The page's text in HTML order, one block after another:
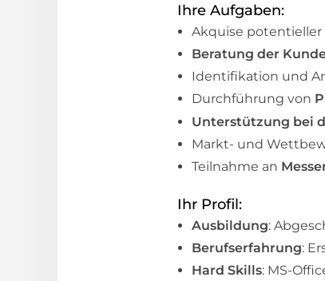
Ihre Aufgaben:
Akquise potentieller
Beratung der
Identifikation und
Durchführung von
Unterstützung bei
Markt- und
Teilnahme an
Ihr Profil:
Ausbildung:
Berufserfahrung:
Hard Skills: MS-